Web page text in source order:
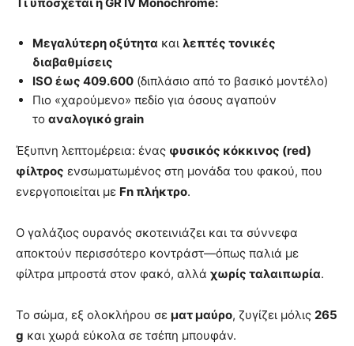
Μεγαλύτερη οξύτητα και λεπτές τονικές
διαβαθμίσεις
ISO έως 409.600 (διπλάσιο από το βασικό μοντέλο)
Πιο «χαρούμενο» πεδίο για όσους αγαπούν
το αναλογικό grain
Έξυπνη λεπτομέρεια: ένας φυσικός κόκκινος (red)
φίλτρος ενσωματωμένος στη μονάδα του φακού, που
ενεργοποιείται με Fn πλήκτρο.
Ο γαλάζιος ουρανός σκοτεινιάζει και τα σύννεφα
αποκτούν περισσότερο κοντράστ—όπως παλιά με
φίλτρα μπροστά στον φακό, αλλά χωρίς ταλαιπωρία.
Το σώμα, εξ ολοκλήρου σε ματ μαύρο, ζυγίζει μόλις 265
g και χωρά εύκολα σε τσέπη μπουφάν.